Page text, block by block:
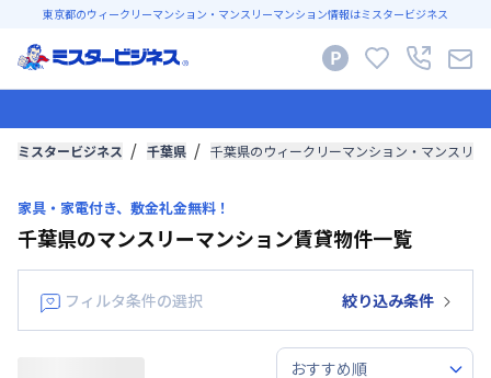
東京都のウィークリーマンション・マンスリーマンション情報はミスタービジネス
ミスタービジネス 千葉県 千葉県のウィークリーマンション・マンスリ
家具・家電付き、敷金礼金無料！
千葉県のマンスリーマンション賃貸物件一覧
フィルタ条件の選択 絞り込み条件